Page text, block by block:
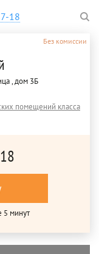
18
Без комиссии
, дом 3Б
помещений класса
5 минут